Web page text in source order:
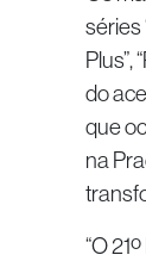
séries
Plus”,
do
que
na
“O